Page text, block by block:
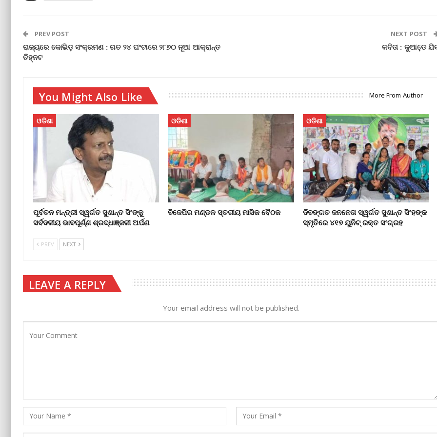
PREV POST
ରାଜ୍ୟରେ କୋଭିଡ଼ ସଂକ୍ରମଣ : ଗତ ୨୪ ଘଂଟାରେ ୨୮୭୦ ନୂଆ ଆକ୍ରାନ୍ତ
ଚିହ୍ନଟ
NEXT POST
କବିତା : କୁଆଡେ଼
You Might Also Like More From Author
ଓଡିଶା
ପୂର୍ବତନ ମନ୍ତ୍ରୀ ସ୍ୱର୍ଗତ ସୁଶାନ୍ତ ସିଂଙ୍କୁ
ସର୍ବଦଳୀୟ ଭାବପୂର୍ଣ୍ଣ ଶ୍ରଦ୍ଧାଞ୍ଜଳୀ ଅର୍ପଣ
ଓଡିଶା
ବିଜେପିର ମଣ୍ଡଳ ସ୍ତରୀୟ ମାସିକ ବୈଠକ
ଓଡିଶା
ଦିବଙ୍ଗତ ଜନନେତା ସ୍ୱର୍ଗତ ସୁଶାନ୍ତ ସିଂହଙ୍କ
ସ୍ମୃତିରେ ୪୧୭ ୟୁନିଟ୍ ରକ୍ତ ସଂଗ୍ରହ
PREV NEXT
LEAVE A REPLY
Your email address will not be published.